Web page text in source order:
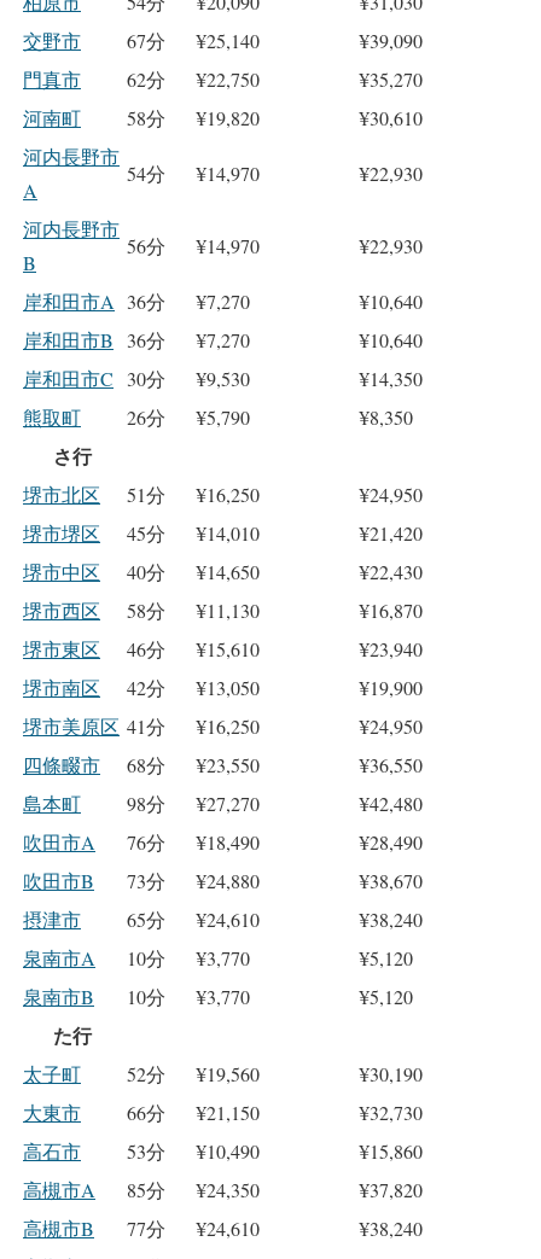
交野市
67分 ¥25,140
¥39,090
門真市
62分 ¥22,750
¥35,270
河南町
58分 ¥19,820
¥30,610
河内長野市
A
54分 ¥14,970 ¥22,930
河内長野市
B
56分 ¥14,970 ¥22,930
岸和田市A 36分 ¥7,270
¥10,640
岸和田市B
36分 ¥7,270
¥10,640
岸和田市C
30分 ¥9,530
¥14,350
熊取町
26分 ¥5,790 ¥8,350
さ行
堺市北区 51分 ¥16,250
¥24,950
堺市堺区
45分 ¥14,010
¥21,420
堺市中区
40分 ¥14,650
¥22,430
堺市西区
58分 ¥11,130
¥16,870
堺市東区
46分 ¥15,610
¥23,940
堺市南区
42分 ¥13,050
¥19,900
堺市美原区 41分 ¥16,250
¥24,950
四條畷市
68分 ¥23,550
¥36,550
島本町
98分 ¥27,270
¥42,480
吹田市A
76分 ¥18,490
¥28,490
吹田市B
73分 ¥24,880
¥38,670
摂津市
65分 ¥24,610
¥38,240
泉南市A
10分 ¥3,770
¥5,120
泉南市B
10分 ¥3,770 ¥5,120
た行
太子町 52分 ¥19,560
¥30,190
大東市
66分 ¥21,150
¥32,730
高石市
53分 ¥10,490
¥15,860
高槻市A
85分 ¥24,350
¥37,820
高槻市B
77分 ¥24,610
¥38,240